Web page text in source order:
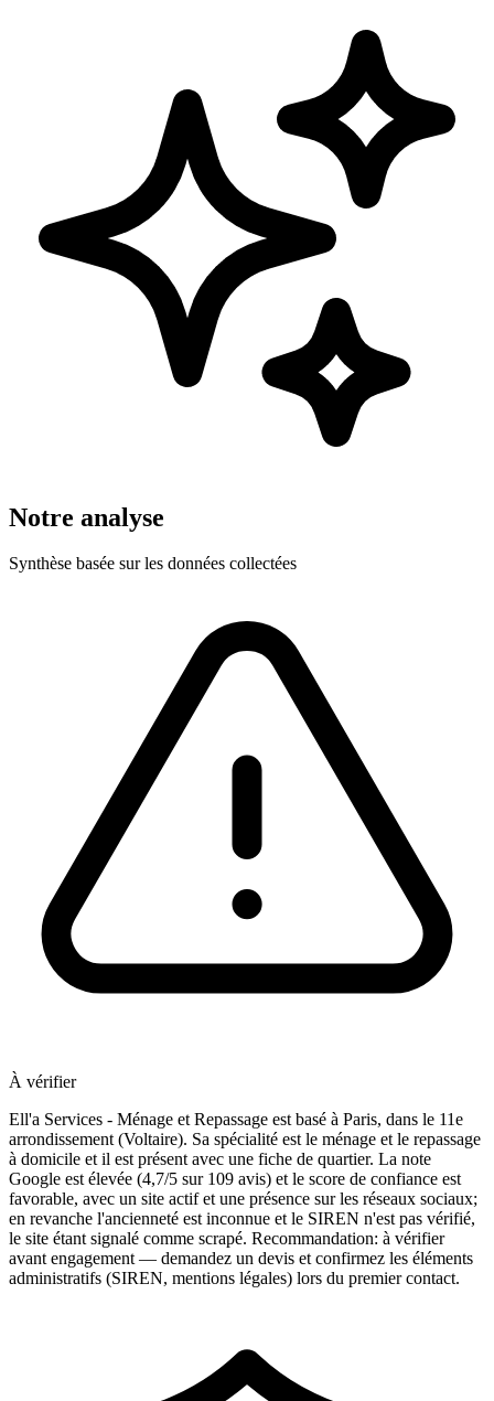
Notre analyse
Synthèse basée sur les données collectées
À vérifier
Ell'a Services - Ménage et Repassage est basé à Paris, dans le 11e
arrondissement (Voltaire). Sa spécialité est le ménage et le repassage
à domicile et il est présent avec une fiche de quartier. La note
Google est élevée (4,7/5 sur 109 avis) et le score de confiance est
favorable, avec un site actif et une présence sur les réseaux sociaux;
en revanche l'ancienneté est inconnue et le SIREN n'est pas vérifié,
le site étant signalé comme scrapé. Recommandation: à vérifier
avant engagement — demandez un devis et confirmez les éléments
administratifs (SIREN, mentions légales) lors du premier contact.